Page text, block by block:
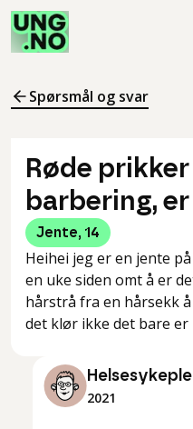
Spørsmål og svar
Røde prikker
barbering,
Jente, 14
Heihei jeg er en jente
en uke siden omt å er
hårstrå fra en hårsekk
det klør ikke det bare
2021